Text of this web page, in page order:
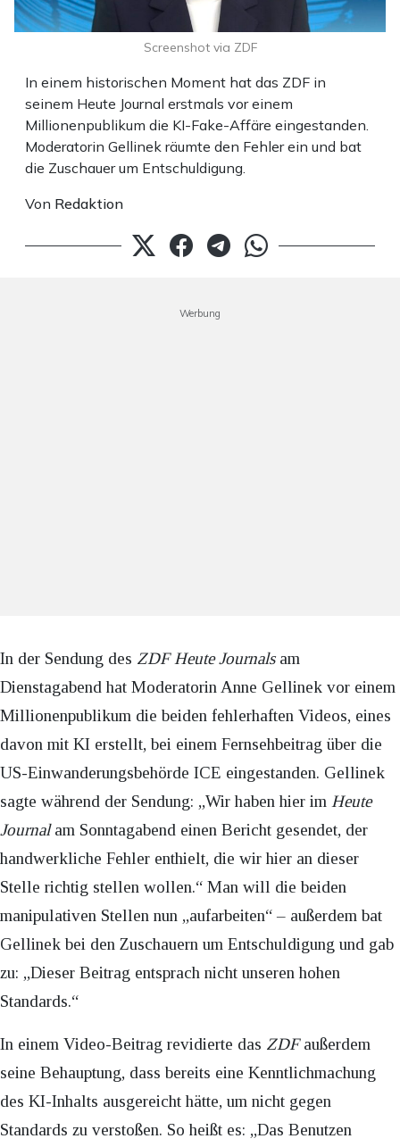
In einem historischen Moment hat das ZDF in
seinem Heute Journal erstmals vor einem
Millionenpublikum die KI-Fake-Affäre eingestanden.
Moderatorin Gellinek räumte den Fehler ein und bat
die Zuschauer um Entschuldigung.
Von Redaktion
Screenshot via ZDF
Werbung
In der Sendung des ZDF Heute Journalsam
Dienstagabend hat Moderatorin Anne Gellinek vor einem
Millionenpublikum die beiden fehlerhaften Videos, eines
davon mit KI erstellt, bei einem Fernsehbeitrag über die
US-Einwanderungsbehörde ICE eingestanden. Gellinek
sagte während der Sendung: „Wir haben hier im Heute
Journalam Sonntagabend einen Bericht gesendet, der
handwerkliche Fehler enthielt, die wir hier an dieser
Stelle richtig stellen wollen.“ Man will die beiden
manipulativen Stellen nun „aufarbeiten“ – außerdem bat
Gellinek bei den Zuschauern um Entschuldigung und gab
zu: „Dieser Beitrag entsprach nicht unseren hohen
Standards.“
In einem Video-Beitrag revidierte das ZDFaußerdem
seine Behauptung, dass bereits eine Kenntlichmachung
des KI-Inhalts ausgereicht hätte, um nicht gegen
Standards zu verstoßen. So heißt es: „Das Benutzen